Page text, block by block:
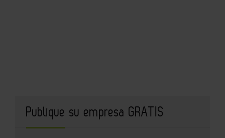
Publique su empresa GRATIS